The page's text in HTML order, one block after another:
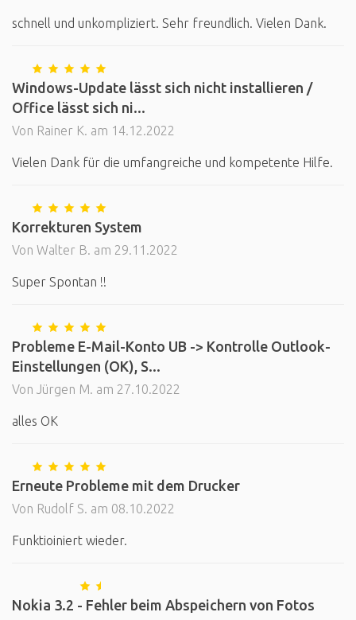
schnell und unkompliziert. Sehr freundlich. Vielen Dank.
Windows-Update lässt sich nicht installieren /
Office lässt sich ni...
Von Rainer K. am 14.12.2022
Vielen Dank für die umfangreiche und kompetente Hilfe.
Korrekturen System
Von Walter B. am 29.11.2022
Super Spontan !!
Probleme E-Mail-Konto UB -> Kontrolle Outlook-
Einstellungen (OK), S...
Von Jürgen M. am 27.10.2022
alles OK
Erneute Probleme mit dem Drucker
Von Rudolf S. am 08.10.2022
Funktioiniert wieder.
Nokia 3.2 - Fehler beim Abspeichern von Fotos